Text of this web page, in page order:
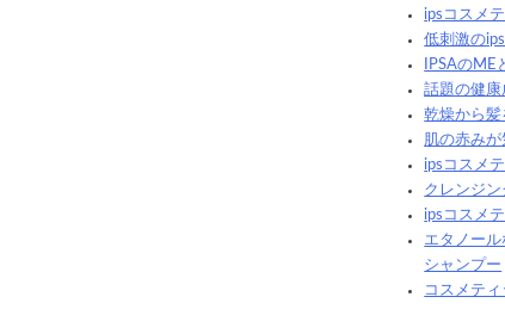
ipsコスメ
低刺激の
IPSAのME
話題の健康
乾燥から
肌の赤み
ipsコスメ
クレンジ
ipsコスメ
エタノー
シャンプー
コスメテ